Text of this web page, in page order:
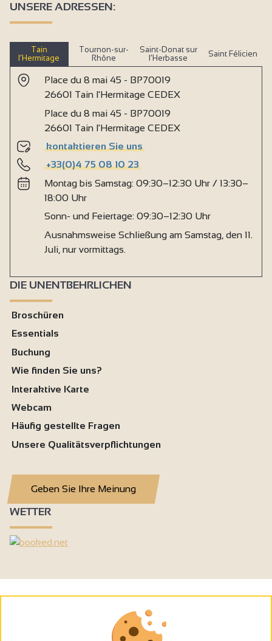
UNSERE ADRESSEN:
Tain
l’Hermitage
Tournon-sur-
Rhône
Saint-Donat sur
l’Herbasse
Saint Félicien
Place du 8 mai 45 - BP70019
26601 Tain l'Hermitage CEDEX
Place du 8 mai 45 - BP70019
26601 Tain l'Hermitage CEDEX
kontaktieren Sie uns
+33(0)4 75 08 10 23
Montag bis Samstag: 09:30–12:30 Uhr / 13:30–
18:00 Uhr
Sonn- und Feiertage: 09:30–12:30 Uhr
Ausnahmsweise Schließung am Samstag, den 11.
Juli, nur vormittags.
DIE UNENTBEHRLICHEN
Broschüren
Essentials
Buchung
Wie finden Sie uns?
Interaktive Karte
Webcam
Häufig gestellte Fragen
Unsere Qualitätsverpflichtungen
Geben Sie Ihre Meinung
WETTER